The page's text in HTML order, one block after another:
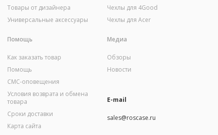
Товары от дизайнера
Универсальные аксессуары
Чехлы для 4Good
Чехлы для Acer
Помощь
Как заказать товар
Помощь
СМС-оповещения
Условия возврата и обмена
товара
Сроки доставки
Карта сайта
Медиа
Обзоры
Новости
E-mail
sales@roscase.ru